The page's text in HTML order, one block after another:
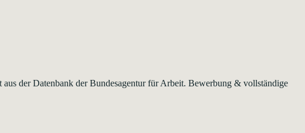
der Datenbank der Bundesagentur für Arbeit. Bewerbung & vollständige